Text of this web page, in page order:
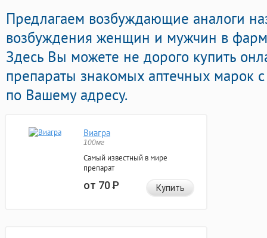
Предлагаем возбуждающие аналоги
возбуждения женщин и мужчин в
Здесь Вы можете не дорого купить
препараты знакомых аптечных марок
по Вашему адресу.
Виагра
100мг
Самый известный в мире
препарат
от 70Р Купить